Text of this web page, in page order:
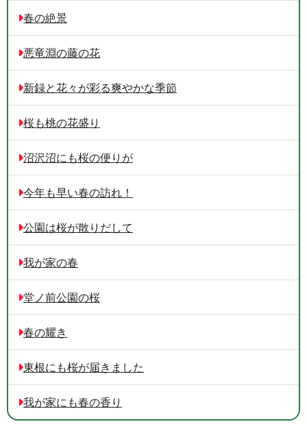
春の絶景
悪竜淵の藤の花
新録と花々が彩る爽やかな季節
桜も桃の花盛り
沼沢沼にも桜の便りが
今年も早い春の訪れ！
公園は桜が散りだして
我が家の春
堂ノ前公園の桜
春の耀き
東根にも桜が届きました
我が家にも春の香り